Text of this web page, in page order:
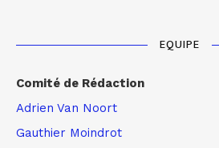
EQUIPE
Comité de Rédaction
Adrien Van Noort
Gauthier Moindrot